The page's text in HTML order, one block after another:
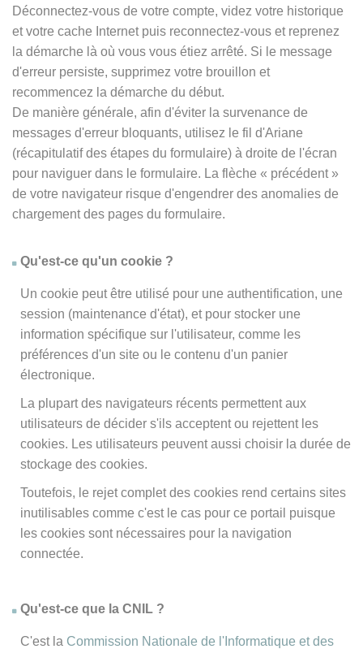
Déconnectez-vous de votre compte, videz votre historique
et votre cache Internet puis reconnectez-vous et reprenez
la démarche là où vous vous étiez arrêté. Si le message
d'erreur persiste, supprimez votre brouillon et
recommencez la démarche du début.
De manière générale, afin d'éviter la survenance de
messages d'erreur bloquants, utilisez le fil d'Ariane
(récapitulatif des étapes du formulaire) à droite de l'écran
pour naviguer dans le formulaire. La flèche « précédent »
de votre navigateur risque d'engendrer des anomalies de
chargement des pages du formulaire.
Qu'est-ce qu'un cookie ?
Un cookie peut être utilisé pour une authentification, une
session (maintenance d'état), et pour stocker une
information spécifique sur l'utilisateur, comme les
préférences d'un site ou le contenu d'un panier
électronique.
La plupart des navigateurs récents permettent aux
utilisateurs de décider s'ils acceptent ou rejettent les
cookies. Les utilisateurs peuvent aussi choisir la durée de
stockage des cookies.
Toutefois, le rejet complet des cookies rend certains sites
inutilisables comme c'est le cas pour ce portail puisque
les cookies sont nécessaires pour la navigation
connectée.
Qu'est-ce que la CNIL ?
C'est la Commission Nationale de l'Informatique et des